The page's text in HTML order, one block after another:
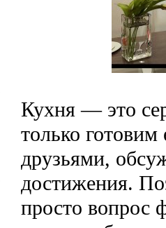
Кухня — это
только
друзьями,
достижения.
просто вопрос